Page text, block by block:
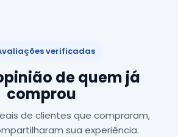
verificadas
de quem já
comprou
de clientes que compraram,
sua experiência.